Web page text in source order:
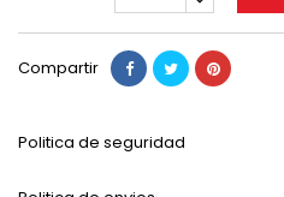
Compartir
Politica de seguridad